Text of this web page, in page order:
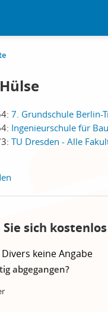
7. Grundschule Berlin-
Ingenieurschule für
TU Dresden - Alle
sich
Divers keine Angabe
abgegangen?